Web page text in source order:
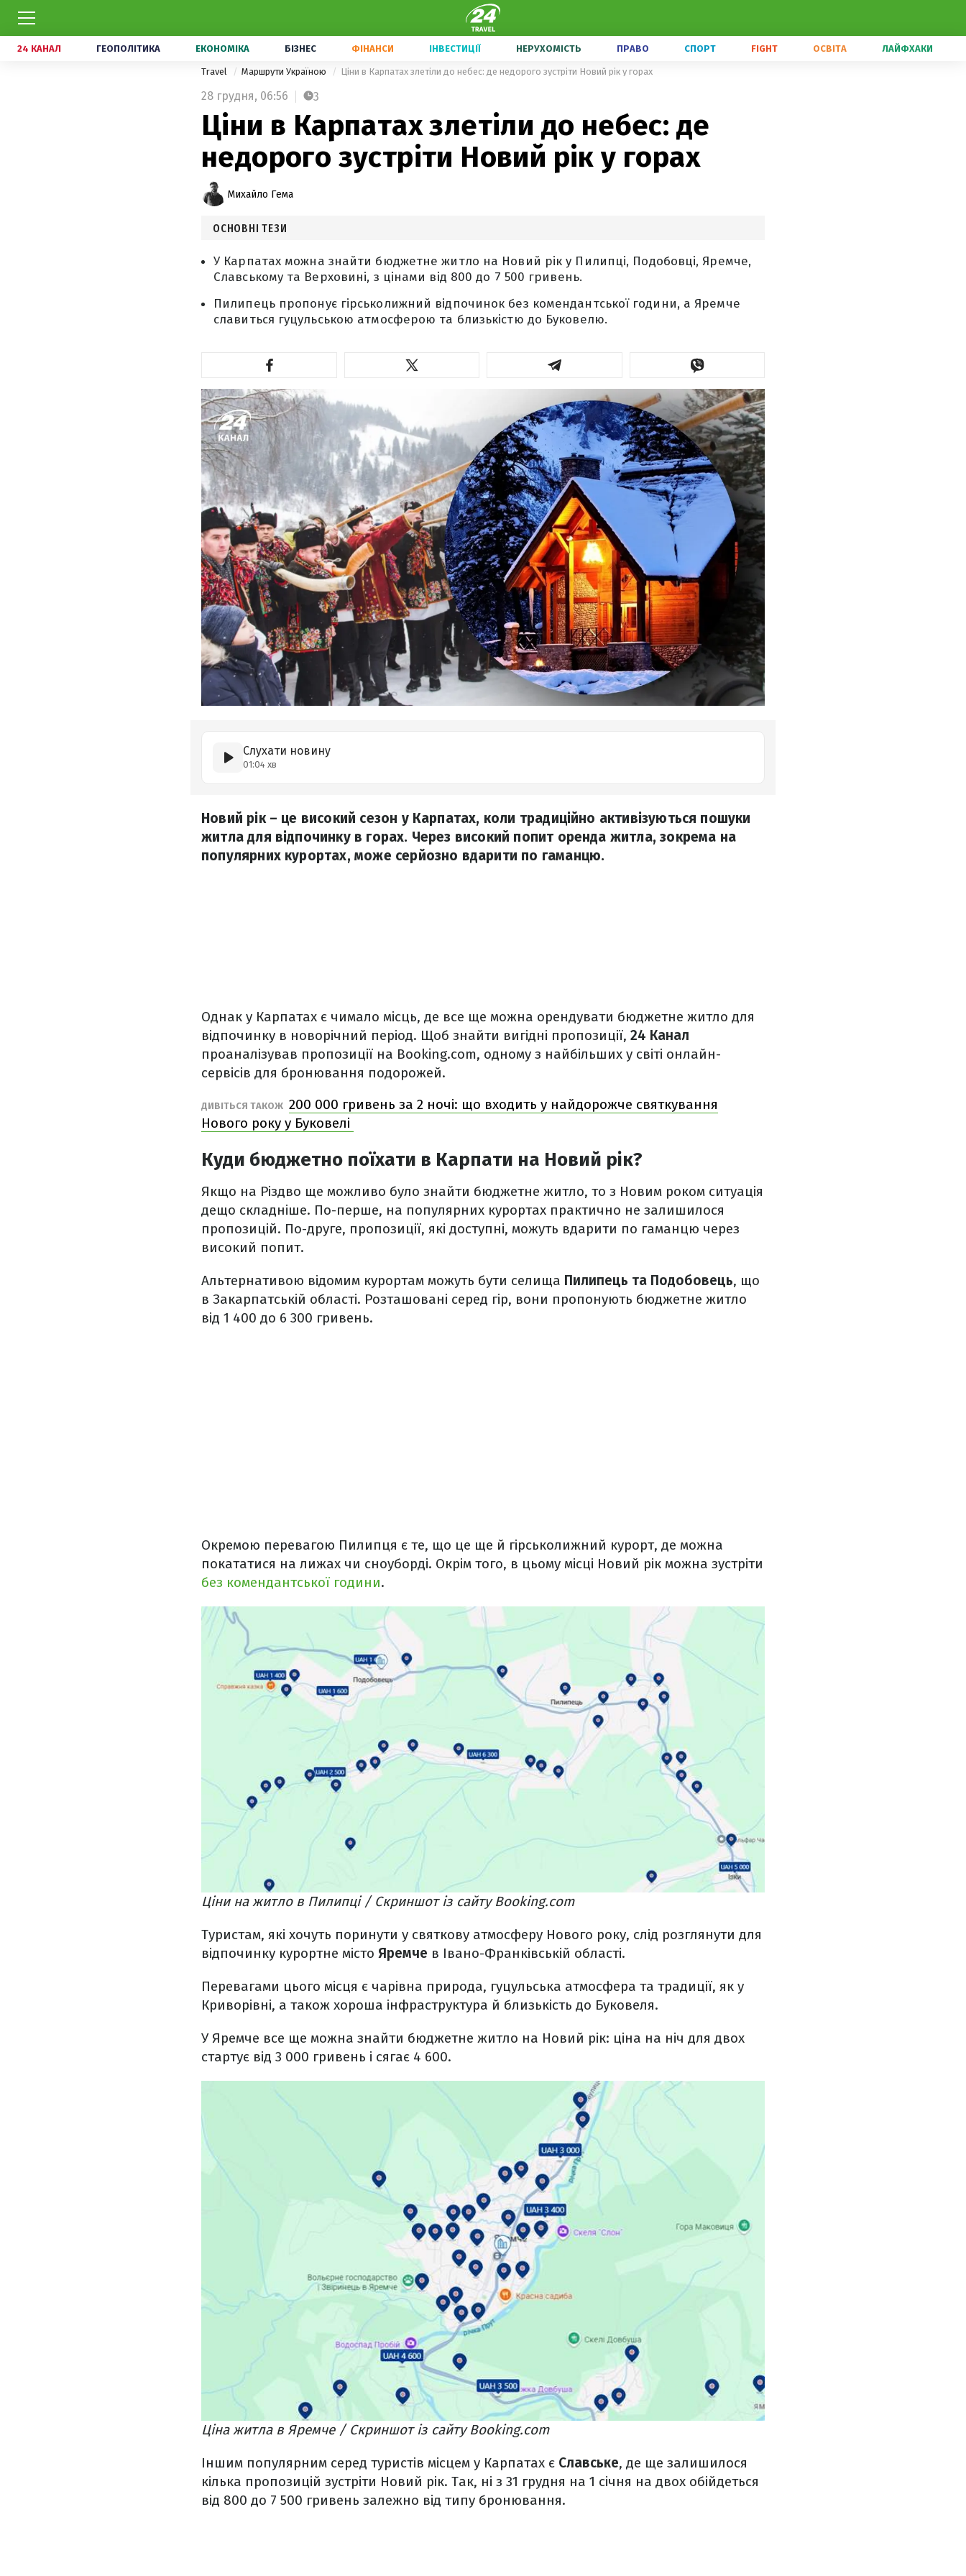
24 КАНАЛ ГЕОПОЛІТИКА ЕКОНОМІКА БІЗНЕС ФІНАНСИ ІНВЕСТИЦІЇ НЕРУХОМІСТЬ ПРАВО СПОРТ FIGHT ОСВІТА ЛАЙФХАКИ
Travel Маршрути Україною Ціни в Карпатах злетіли до небес: де недорого зустріти Новий рік у горах
28 грудня, 06:56 3
Ціни в Карпатах злетіли до небес: де
недорого зустріти Новий рік у горах
Михайло Гема
ОСНОВНІ ТЕЗИ
У Карпатах можна знайти бюджетне житло на Новий рік у Пилипці, Подобовці, Яремче,
Славському та Верховині, з цінами від 800 до 7 500 гривень.
Пилипець пропонує гірськолижний відпочинок без комендантської години, а Яремче
славиться гуцульською атмосферою та близькістю до Буковелю.
Слухати новину
01:04 хв
Новий рік – це високий сезон у Карпатах, коли традиційно активізуються пошуки
житла для відпочинку в горах. Через високий попит оренда житла, зокрема на
популярних курортах, може серйозно вдарити по гаманцю.
Однак у Карпатах є чимало місць, де все ще можна орендувати бюджетне житло для
відпочинку в новорічний період. Щоб знайти вигідні пропозиції, 24 Канал
проаналізував пропозиції на Booking.com, одному з найбільших у світі онлайн-
сервісів для бронювання подорожей.
ДИВІТЬСЯ ТАКОЖ 200 000 гривень за 2 ночі: що входить у найдорожче святкування
Нового року у Буковелі
Куди бюджетно поїхати в Карпати на Новий рік?
Якщо на Різдво ще можливо було знайти бюджетне житло, то з Новим роком ситуація
дещо складніше. По-перше, на популярних курортах практично не залишилося
пропозицій. По-друге, пропозиції, які доступні, можуть вдарити по гаманцю через
високий попит.
Альтернативою відомим курортам можуть бути селища Пилипець та Подобовець, що
в Закарпатській області. Розташовані серед гір, вони пропонують бюджетне житло
від 1 400 до 6 300 гривень.
Окремою перевагою Пилипця є те, що це ще й гірськолижний курорт, де можна
покататися на лижах чи сноуборді. Окрім того, в цьому місці Новий рік можна зустріти
без комендантської години.
Ціни на житло в Пилипці / Скриншот із сайту Booking.com
Туристам, які хочуть поринути у святкову атмосферу Нового року, слід розглянути для
відпочинку курортне місто Яремче в Івано-Франківській області.
Перевагами цього місця є чарівна природа, гуцульська атмосфера та традиції, як у
Криворівні, а також хороша інфраструктура й близькість до Буковеля.
У Яремче все ще можна знайти бюджетне житло на Новий рік: ціна на ніч для двох
стартує від 3 000 гривень і сягає 4 600.
Ціна житла в Яремче / Скриншот із сайту Booking.com
Іншим популярним серед туристів місцем у Карпатах є Славське, де ще залишилося
кілька пропозицій зустріти Новий рік. Так, ні з 31 грудня на 1 січня на двох обійдеться
від 800 до 7 500 гривень залежно від типу бронювання.